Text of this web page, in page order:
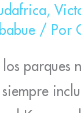
,
/ Por
parques